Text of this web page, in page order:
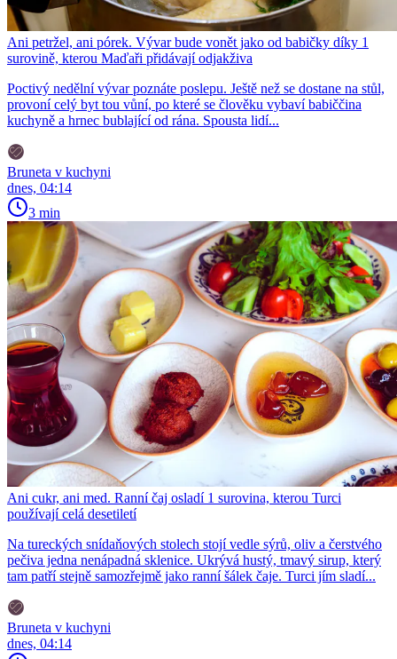
Ani petržel, ani pórek. Vývar bude vonět jako od babičky díky 1
surovině, kterou Maďaři přidávají odjakživa
Poctivý nedělní vývar poznáte poslepu. Ještě než se dostane na stůl,
provoní celý byt tou vůní, po které se člověku vybaví babiččina
kuchyně a hrnec bublající od rána. Spousta lidí...
Bruneta v kuchyni
dnes, 04:14
3 min
Ani cukr, ani med. Ranní čaj osladí 1 surovina, kterou Turci
používají celá desetiletí
Na tureckých snídaňových stolech stojí vedle sýrů, oliv a čerstvého
pečiva jedna nenápadná sklenice. Ukrývá hustý, tmavý sirup, který
tam patří stejně samozřejmě jako ranní šálek čaje. Turci jím sladí...
Bruneta v kuchyni
dnes, 04:14